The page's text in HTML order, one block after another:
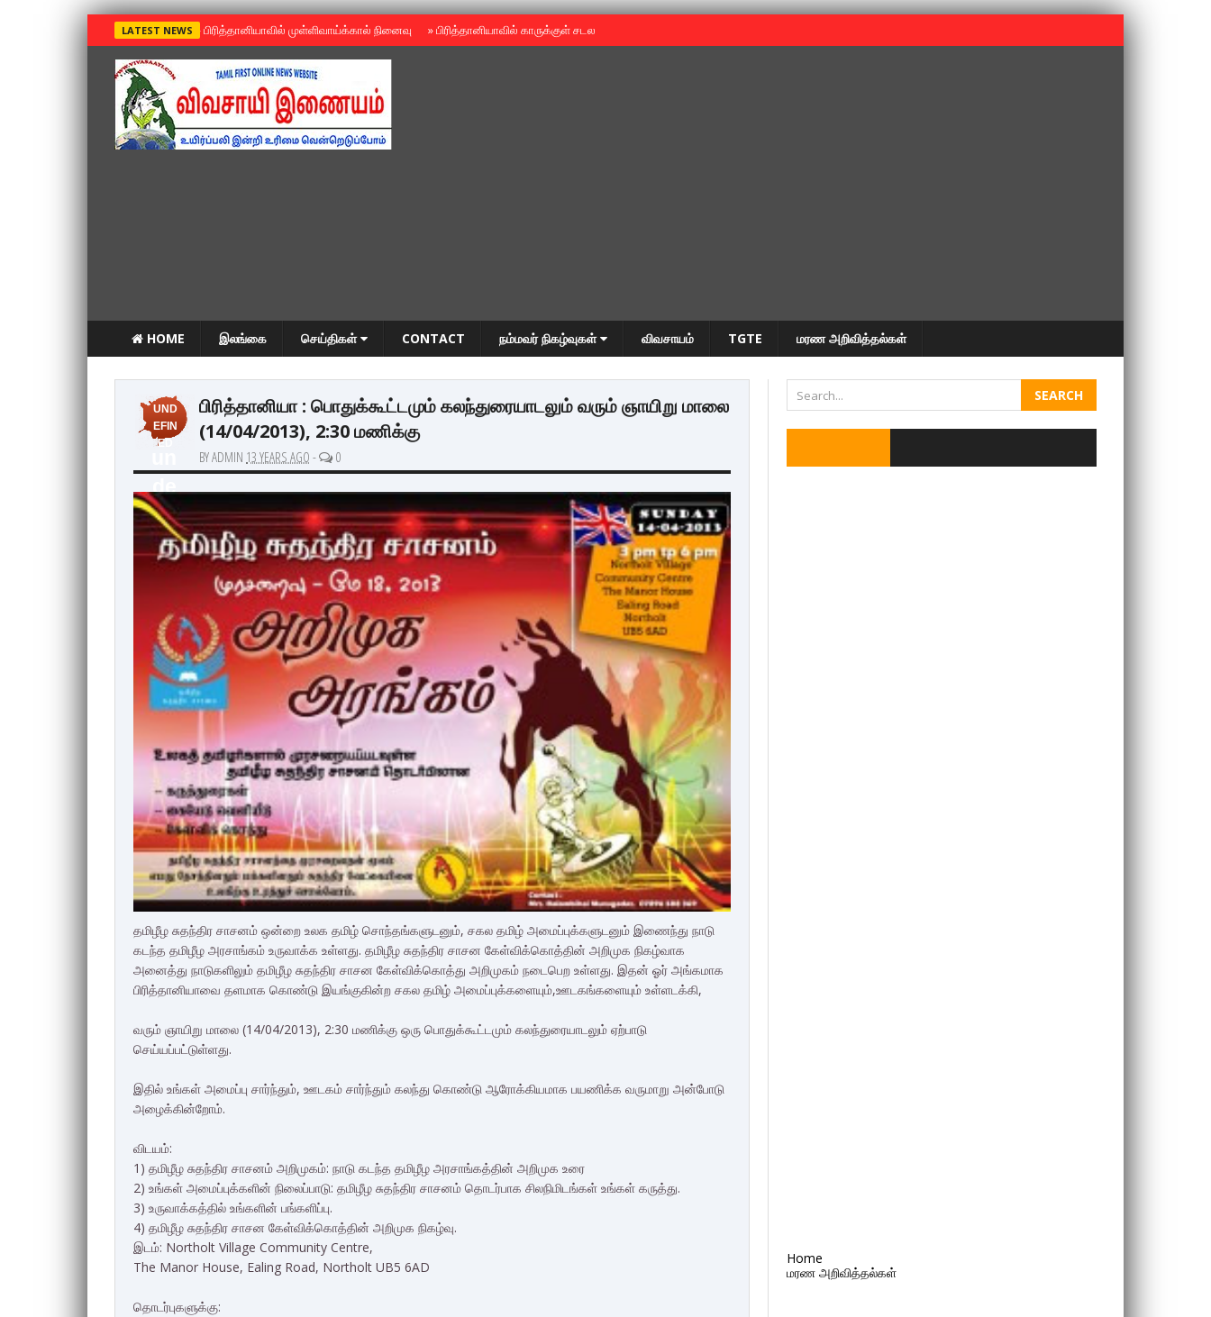
LATEST NEWS »பிரித்தானியாவில் முள்ளிவாய்க்கால் நினைவு »பிரித்தானியாவில் காருக்குள் சடலம் -தமிழருடையதா ?
HOME இலங்கை செய்திகள் CONTACT நம்மவர் நிகழ்வுகள் விவசாயம் TGTE மரண அறிவித்தல்கள்
UND
EFIN
ED
de
fin
ed
பிரித்தானியா : பொதுக்கூட்டமும் கலந்துரையாடலும் வரும் ஞாயிறு மாலை
(14/04/2013), 2:30 மணிக்கு
BY ADMIN 13 YEARS AGO - 0
தமிழீழ சுதந்திர சாசனம் ஒன்றை உலக தமிழ் சொந்தங்களுடனும், சகல தமிழ் அமைப்புக்களுடனும் இணைந்து நாடு
கடந்த தமிழீழ அரசாங்கம் உருவாக்க உள்ளது. தமிழீழ சுதந்திர சாசன கேள்விக்கொத்தின் அறிமுக நிகழ்வாக
அனைத்து நாடுகளிலும் தமிழீழ சுதந்திர சாசன கேள்விக்கொத்து அறிமுகம் நடைபெற உள்ளது. இதன் ஓர் அங்கமாக
பிரித்தானியாவை தளமாக கொண்டு இயங்குகின்ற சகல தமிழ் அமைப்புக்களையும்,ஊடகங்களையும் உள்ளடக்கி,
வரும் ஞாயிறு மாலை (14/04/2013), 2:30 மணிக்கு ஒரு பொதுக்கூட்டமும் கலந்துரையாடலும் ஏற்பாடு
செய்யப்பட்டுள்ளது.
இதில் உங்கள் அமைப்பு சார்ந்தும், ஊடகம் சார்ந்தும் கலந்து கொண்டு ஆரோக்கியமாக பயணிக்க வருமாறு அன்போடு
அழைக்கின்றோம்.
விடயம்:
1) தமிழீழ சுதந்திர சாசனம் அறிமுகம்: நாடு கடந்த தமிழீழ அரசாங்கத்தின் அறிமுக உரை
2) உங்கள் அமைப்புக்களின் நிலைப்பாடு: தமிழீழ சுதந்திர சாசனம் தொடர்பாக சிலநிமிடங்கள் உங்கள் கருத்து.
3) உருவாக்கத்தில் உங்களின் பங்களிப்பு.
4) தமிழீழ சுதந்திர சாசன கேள்விக்கொத்தின் அறிமுக நிகழ்வு.
இடம்: Northolt Village Community Centre,
The Manor House, Ealing Road, Northolt UB5 6AD
தொடர்புகளுக்கு:
Home
மரண அறிவித்தல்கள்